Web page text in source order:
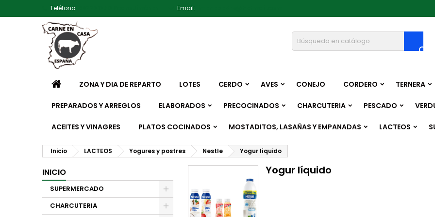
Teléfono: Email:

ZONA Y DIA DE REPARTO LOTES CERDO AVES CONEJO CORDERO TERNERA
PREPARADOS Y ARREGLOS ELABORADOS PRECOCINADOS CHARCUTERIA PESCADO
ACEITES Y VINAGRES PLATOS COCINADOS MOSTADITOS, LASAÑAS Y EMPANADAS LACTEOS
Inicio LACTEOS Yogures y postres Nestle Yogur líquido
INICIO
SUPERMERCADO
CHARCUTERIA
Yogur líquido